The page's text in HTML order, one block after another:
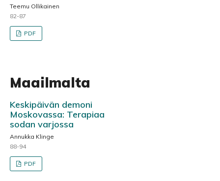
Teemu Ollikainen
82-87
PDF
Maailmalta
Keskipäivän demoni
Moskovassa: Terapiaa
sodan varjossa
Annukka Klinge
88-94
PDF